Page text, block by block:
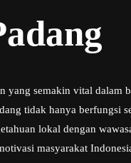
yang semakin vital
tidak hanya berfungsi
lokal dengan
masyarakat